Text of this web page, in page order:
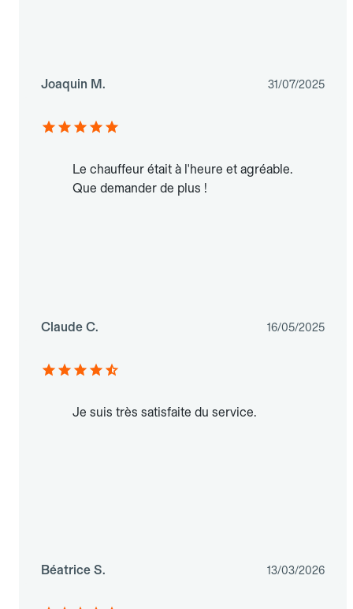
Joaquin M. 31/07/2025
Le chauffeur était à l'heure et agréable.
Que demander de plus !
Claude C. 16/05/2025
Je suis très satisfaite du service.
Béatrice S. 13/03/2026